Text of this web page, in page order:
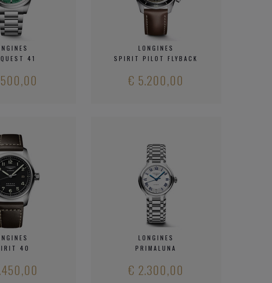
41
LONGINES
SPIRIT PILOT FLYBACK
€ 5.200,00
40
LONGINES
PRIMALUNA
€ 2.300,00